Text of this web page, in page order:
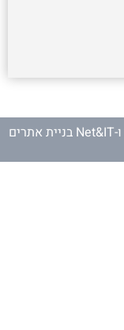
ו- Net&IT בניית אתרים